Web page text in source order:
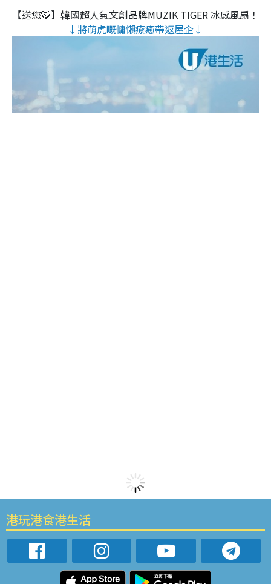
【送您🐯】韓國超人氣文創品牌MUZIK TIGER 冰感風扇！
↓將萌虎嘅慵懶療癒帶返屋企↓
港玩港食港生活